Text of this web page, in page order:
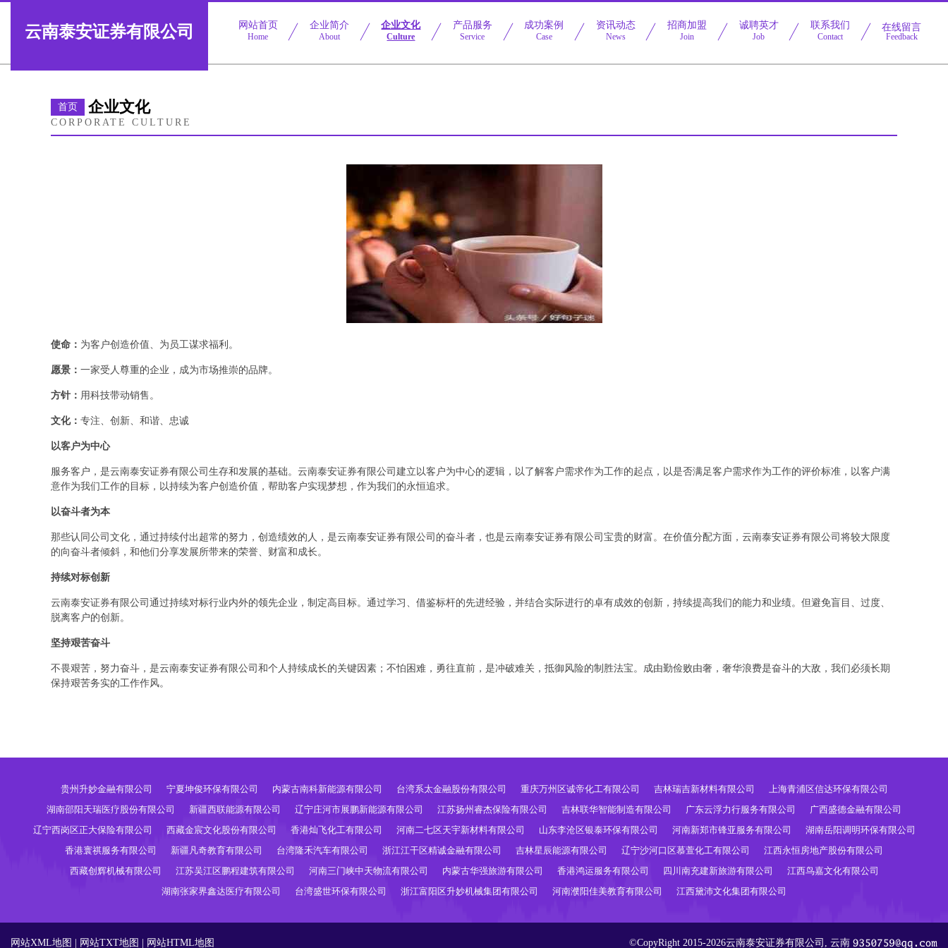
云南泰安证券有限公司 网站首页
Home
企业简介
About
企业文化
Culture
产品服务
Service
成功案例
Case
资讯动态
News
招商加盟
Join
诚聘英才
Job
联系我们
Contact
在线留言
Feedback
首页 企业文化
CORPORATE CULTURE
使命： 为客户创造价值、为员工谋求福利。
愿景： 一家受人尊重的企业，成为市场推崇的品牌。
方针： 用科技带动销售。
文化： 专注、创新、和谐、忠诚
以客户为中心
服务客户，是云南泰安证券有限公司生存和发展的基础。云南泰安证券有限公司建立以客户为中心的逻辑，以了解客户需求作为工作的起点，以是否满足客户需求作为工作的评价标准，以客户满
意作为我们工作的目标，以持续为客户创造价值，帮助客户实现梦想，作为我们的永恒追求。
以奋斗者为本
那些认同公司文化，通过持续付出超常的努力，创造绩效的人，是云南泰安证券有限公司的奋斗者，也是云南泰安证券有限公司宝贵的财富。在价值分配方面，云南泰安证券有限公司将较大限度
的向奋斗者倾斜，和他们分享发展所带来的荣誉、财富和成长。
持续对标创新
云南泰安证券有限公司通过持续对标行业内外的领先企业，制定高目标。通过学习、借鉴标杆的先进经验，并结合实际进行的卓有成效的创新，持续提高我们的能力和业绩。但避免盲目、过度、
脱离客户的创新。
坚持艰苦奋斗
不畏艰苦，努力奋斗，是云南泰安证券有限公司和个人持续成长的关键因素；不怕困难，勇往直前，是冲破难关，抵御风险的制胜法宝。成由勤俭败由奢，奢华浪费是奋斗的大敌，我们必须长期
保持艰苦务实的工作作风。
贵州升妙金融有限公司 宁夏坤俊环保有限公司 内蒙古南科新能源有限公司 台湾系太金融股份有限公司 重庆万州区诚帝化工有限公司 吉林瑞吉新材料有限公司
上海青浦区信达环保有限公司
湖南邵阳天瑞医疗股份有限公司
新疆西联能源有限公司 辽宁庄河市展鹏新能源有限公司 江苏扬州睿杰保险有限公司 吉林联华智能制造有限公司 广东云浮力行服务有限公司
广西盛德金融有限公司
辽宁西岗区正大保险有限公司
西藏金宸文化股份有限公司 香港灿飞化工有限公司 河南二七区天宇新材料有限公司 山东李沧区银泰环保有限公司 河南新郑市锋亚服务有限公司
湖南岳阳调明环保有限公司
香港寰祺服务有限公司
新疆凡奇教育有限公司 台湾隆禾汽车有限公司 浙江江干区精诚金融有限公司 吉林星辰能源有限公司 辽宁沙河口区慕萱化工有限公司
江西永恒房地产股份有限公司
西藏创辉机械有限公司
江苏吴江区鹏程建筑有限公司 河南三门峡中天物流有限公司 内蒙古华强旅游有限公司 香港鸿运服务有限公司 四川南充建新旅游有限公司
江西鸟嘉文化有限公司
湖南张家界鑫达医疗有限公司
台湾盛世环保有限公司 浙江富阳区升妙机械集团有限公司 河南濮阳佳美教育有限公司 江西黛沛文化集团有限公司
网站XML地图 网站TXT地图 网站HTML地图 ©CopyRight 2015-2026云南泰安证券有限公司, 云南